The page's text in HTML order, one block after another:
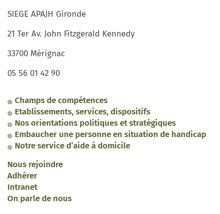
SIEGE APAJH Gironde
21 Ter Av. John Fitzgerald Kennedy
33700 Mérignac
05 56 01 42 90
Champs de compétences
Etablissements, services, dispositifs
Nos orientations politiques et stratégiques
Embaucher une personne en situation de handicap
Notre service d’aide à domicile
Nous rejoindre
Adhérer
Intranet
On parle de nous